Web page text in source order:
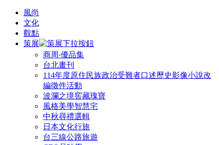
風尚
文化
觀點
策展
商周‧優品集
台北畫刊
114年度原住民族政治受難者口述歷史影像小說改
編徵件活動
波瀾之境窖藏瑰寶
風格美學智慧宅
中秋尋禮選輯
日本文化行旅
台三線公路旅遊